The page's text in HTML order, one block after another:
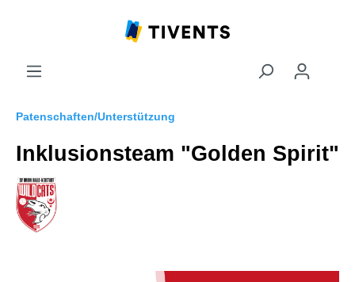
Patenschaften/Unterstützung
Inklusionsteam "Golden Spirit"